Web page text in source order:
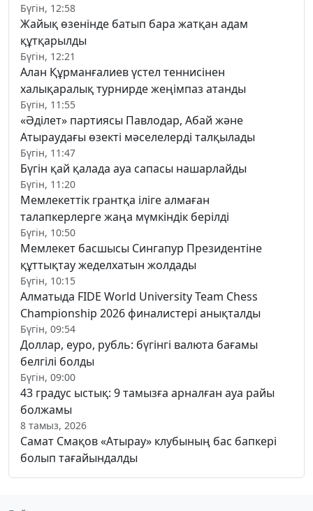
Бүгін, 12:58
Жайық өзенінде батып бара жатқан адам
құтқарылды
Бүгін, 12:21
Алан Құрманғалиев үстел теннисінен
халықаралық турнирде жеңімпаз атанды
Бүгін, 11:55
«Әділет» партиясы Павлодар, Абай және
Атыраудағы өзекті мәселелерді талқылады
Бүгін, 11:47
Бүгін қай қалада ауа сапасы нашарлайды
Бүгін, 11:20
Мемлекеттік грантқа іліге алмаған
талапкерлерге жаңа мүмкіндік берілді
Бүгін, 10:50
Мемлекет басшысы Сингапур Президентіне
құттықтау жеделхатын жолдады
Бүгін, 10:15
Алматыда FIDE World University Team Chess
Championship 2026 финалистері анықталды
Бүгін, 09:54
Доллар, еуро, рубль: бүгінгі валюта бағамы
белгілі болды
Бүгін, 09:00
43 градус ыстық: 9 тамызға арналған ауа райы
болжамы
8 тамыз, 2026
Самат Смақов «Атырау» клубының бас бапкері
болып тағайындалды